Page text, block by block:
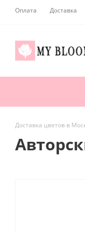
Оплата Доставка
Доставка цветов в